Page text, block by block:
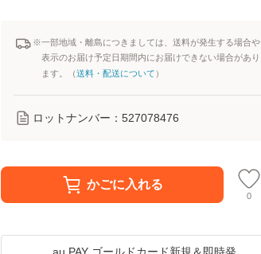
※一部地域・離島につきましては、送料が発生する場合や
表示のお届け予定日期間内にお届けできない場合があり
ます。（送料・配送について ）
ロットナンバー： 527078476
かごに入れる
0